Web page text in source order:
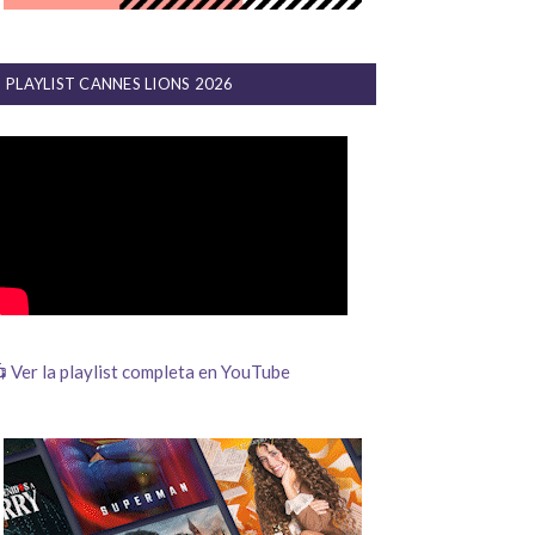
PLAYLIST CANNES LIONS 2026
Ver la playlist completa en YouTube